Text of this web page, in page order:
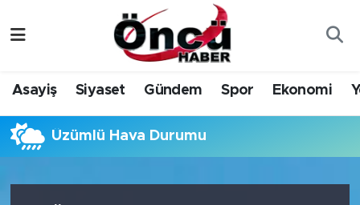
Asayiş Siyaset Gündem Spor Ekonomi
Üzümlü Hava Durumu
Gündem
Sağlık & Çevre
Spor
Düzce Nöbetçi Eczaneler
Düzce Hava Durumu
Düzce Namaz Vakitleri
Düzce Trafik Yoğunluk Haritası